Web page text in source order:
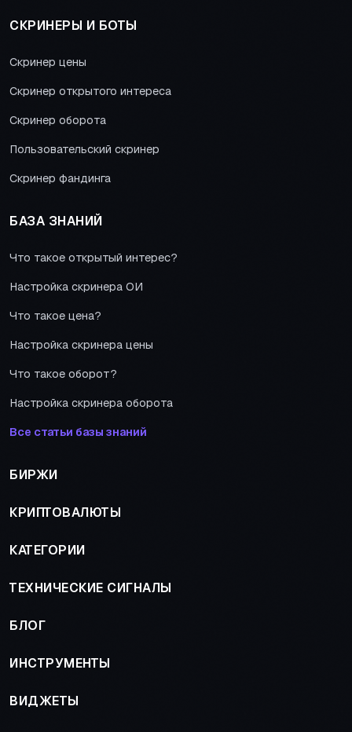
СКРИНЕРЫ И БОТЫ
Скринер цены
Скринер открытого интереса
Скринер оборота
Пользовательский скринер
Скринер фандинга
БАЗА ЗНАНИЙ
Что такое открытый интерес?
Настройка скринера ОИ
Что такое цена?
Настройка скринера цены
Что такое оборот?
Настройка скринера оборота
Все статьи базы знаний
БИРЖИ
КРИПТОВАЛЮТЫ
КАТЕГОРИИ
ТЕХНИЧЕСКИЕ СИГНАЛЫ
БЛОГ
ИНСТРУМЕНТЫ
ВИДЖЕТЫ